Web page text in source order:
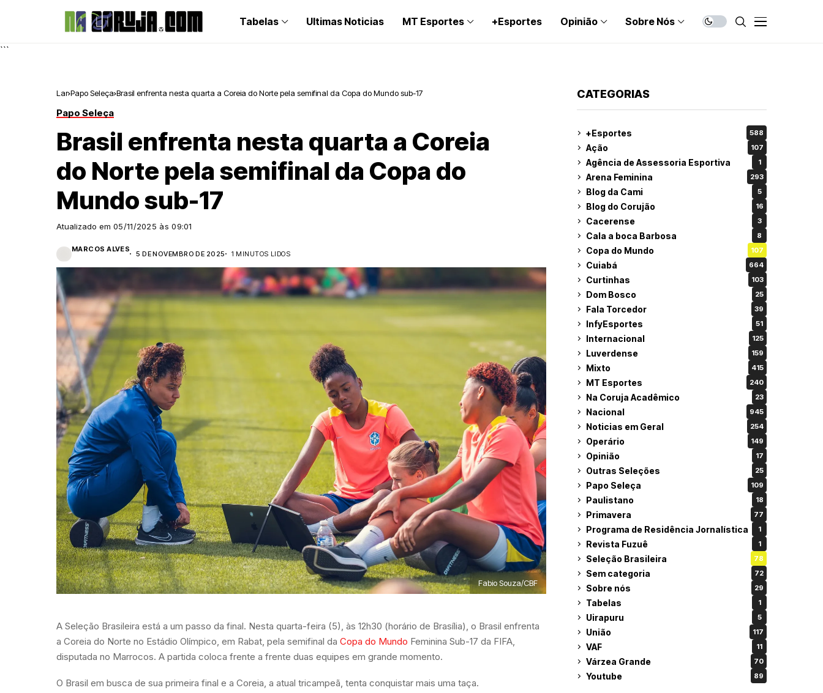
Tabelas Ultimas Noticias MT Esportes +Esportes Opinião Sobre Nós
```
Lar Papo Seleça Brasil enfrenta nesta quarta a Coreia do Norte pela semifinal da Copa do Mundo sub-17
Papo Seleça
Brasil enfrenta nesta quarta a Coreia
do Norte pela semifinal da Copa do
Mundo sub-17
Atualizado em 05/11/2025 às 09:01
MARCOS ALVES
5 DE NOVEMBRO DE 2025 1 MINUTOS LIDOS
Fabio Souza/CBF
A Seleção Brasileira está a um passo da final. Nesta quarta-feira (5), às 12h30 (horário de Brasília), o Brasil enfrenta
a Coreia do Norte no Estádio Olímpico, em Rabat, pela semifinal da Copa do Mundo Feminina Sub-17 da FIFA,
disputada no Marrocos. A partida coloca frente a frente duas equipes em grande momento.
O Brasil em busca de sua primeira final e a Coreia, a atual tricampeã, tenta conquistar mais uma taça.
CATEGORIAS
+Esportes 588
Ação 107
Agência de Assessoria Esportiva 1
Arena Feminina 293
Blog da Cami 5
Blog do Corujão 16
Cacerense 3
Cala a boca Barbosa 8
Copa do Mundo 107
Cuiabá 664
Curtinhas 103
Dom Bosco 25
Fala Torcedor 39
InfyEsportes 51
Internacional 125
Luverdense 159
Mixto 415
MT Esportes 240
Na Coruja Acadêmico 23
Nacional 945
Noticias em Geral 254
Operário 149
Opinião 17
Outras Seleções 25
Papo Seleça 109
Paulistano 18
Primavera 77
Programa de Residência Jornalística 1
Revista Fuzuê 1
Seleção Brasileira 78
Sem categoria 72
Sobre nós 29
Tabelas 1
Uirapuru 5
União 117
VAF 11
Várzea Grande 70
Youtube 89